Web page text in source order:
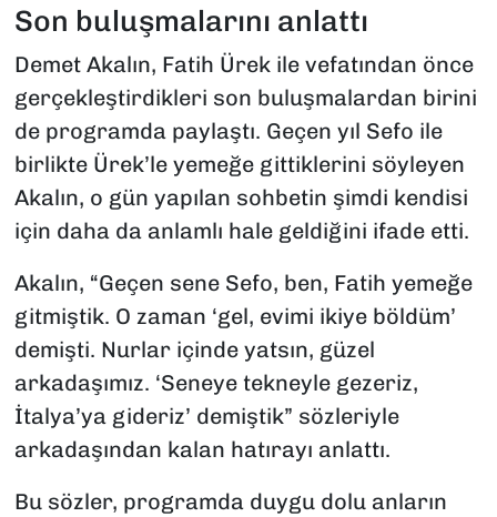
Son buluşmalarını anlattı
Demet Akalın, Fatih Ürek ile vefatından önce
gerçekleştirdikleri son buluşmalardan birini
de programda paylaştı. Geçen yıl Sefo ile
birlikte Ürek’le yemeğe gittiklerini söyleyen
Akalın, o gün yapılan sohbetin şimdi kendisi
için daha da anlamlı hale geldiğini ifade etti.
Akalın, “Geçen sene Sefo, ben, Fatih yemeğe
gitmiştik. O zaman ‘gel, evimi ikiye böldüm’
demişti. Nurlar içinde yatsın, güzel
arkadaşımız. ‘Seneye tekneyle gezeriz,
İtalya’ya gideriz’ demiştik” sözleriyle
arkadaşından kalan hatırayı anlattı.
Bu sözler, programda duygu dolu anların